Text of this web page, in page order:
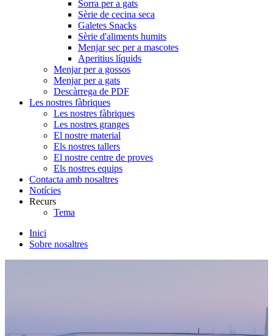
Sorra per a gats
Sèrie de cecina seca
Galetes Snacks
Sèrie d'aliments humits
Menjar sec per a mascotes
Aperitius líquids
Menjar per a gossos
Menjar per a gats
Descàrrega de PDF
Les nostres fàbriques
Les nostres fàbriques
Les nostres granges
El nostre material
Els nostres tallers
El nostre centre de proves
Els nostres equips
Contacta amb nosaltres
Notícies
Recurs
Tema
Inici
Sobre nosaltres